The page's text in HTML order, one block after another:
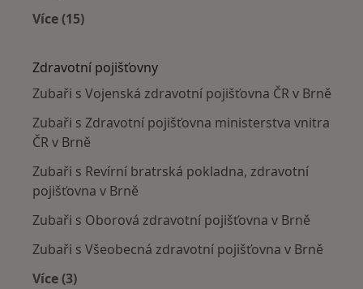
Více (15)
Zdravotní pojišťovny
Zubaři s Vojenská zdravotní pojišťovna ČR v Brně
Zubaři s Zdravotní pojišťovna ministerstva vnitra
ČR v Brně
Zubaři s Revírní bratrská pokladna, zdravotní
pojišťovna v Brně
Zubaři s Oborová zdravotní pojišťovna v Brně
Zubaři s Všeobecná zdravotní pojišťovna v Brně
Více (3)